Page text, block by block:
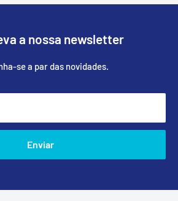
a nossa newsletter
se a par das novidades.
Enviar